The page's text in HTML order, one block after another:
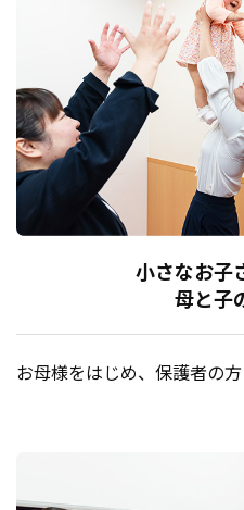
小さなお子
母と子
お母様をはじめ、保護者の方